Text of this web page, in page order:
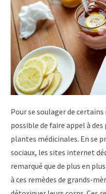
Pour se soulager de
possible de faire appel à
plantes médicinales. En se
sociaux, les sites internet
remarqué que de plus en
à ces remèdes de grands-